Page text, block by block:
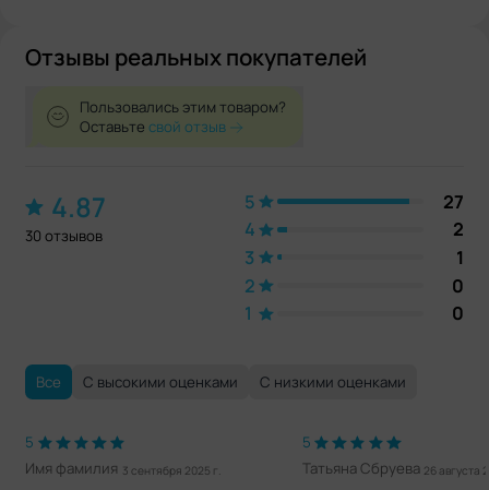
Отзывы реальных покупателей
Пользовались этим товаром?
Оставьтесвой отзыв
4.87
30 отзывов
5
27
4
2
3
1
2
0
1
0
Все С высокими оценками С низкими оценками
5
Имя фамилия 3 сентября 2025 г.
5
Татьяна Сбруева 26 августа